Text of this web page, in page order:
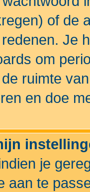
of de
Je
om
ruimte
en doe
je
aan te